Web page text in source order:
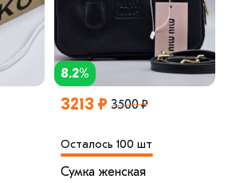
8.2%
3213 ₽ 3500 ₽
Осталось 100 шт
Сумка женская